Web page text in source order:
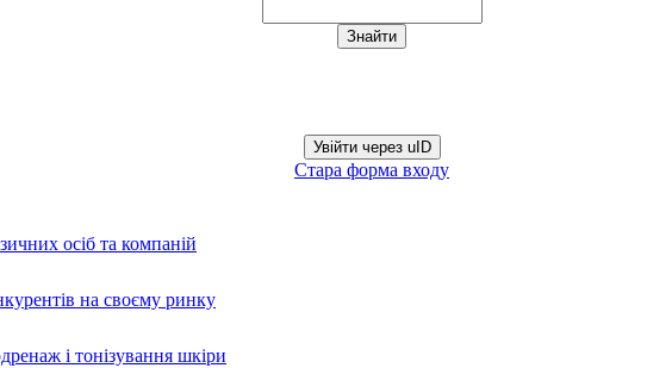
Увійти через uID
Стара форма входу
осіб та компаній
на своєму ринку
і тонізування шкіри